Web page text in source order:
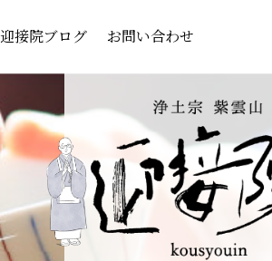
迎接院ブログ お問い合わせ